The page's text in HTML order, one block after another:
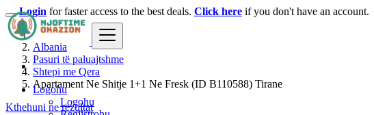
Logohu
Logohu
Login for faster access to the best deals. Click here if you don't have an account.
Albania
Pasuri të paluajtshme
Shtepi me Qera
Apartament Ne Shitje 1+1 Ne Fresk (ID B110588) Tirane
Kthehuni ne rezultat